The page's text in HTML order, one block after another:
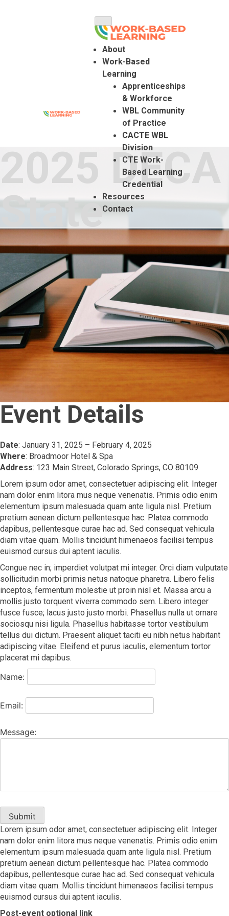
Colorado Work Based Learning
About
Work-Based
Learning
Apprenticeships
& Workforce
WBL Community
of Practice
CACTE WBL
Division
CTE Work-
Based Learning
Credential
Resources
Contact
2025 DECA
State
Event Details
Date: January 31, 2025 – February 4, 2025
Where: Broadmoor Hotel & Spa
Address: 123 Main Street, Colorado Springs, CO 80109
Lorem ipsum odor amet, consectetuer adipiscing elit. Integer
nam dolor enim litora mus neque venenatis. Primis odio enim
elementum ipsum malesuada quam ante ligula nisl. Pretium
pretium aenean dictum pellentesque hac. Platea commodo
dapibus, pellentesque curae hac ad. Sed consequat vehicula
diam vitae quam. Mollis tincidunt himenaeos facilisi tempus
euismod cursus dui aptent iaculis.
Congue nec in; imperdiet volutpat mi integer. Orci diam vulputate
sollicitudin morbi primis netus natoque pharetra. Libero felis
inceptos, fermentum molestie ut proin nisl et. Massa arcu a
mollis justo torquent viverra commodo sem. Libero integer
fusce fusce; lacus justo justo morbi. Phasellus nulla ut ornare
sociosqu nisi ligula. Phasellus habitasse tortor vestibulum
tellus dui dictum. Praesent aliquet taciti eu nibh netus habitant
adipiscing vitae. Eleifend et purus iaculis, elementum tortor
placerat mi dapibus.
Name:
Email:
Message:
Submit
Lorem ipsum odor amet, consectetuer adipiscing elit. Integer
nam dolor enim litora mus neque venenatis. Primis odio enim
elementum ipsum malesuada quam ante ligula nisl. Pretium
pretium aenean dictum pellentesque hac. Platea commodo
dapibus, pellentesque curae hac ad. Sed consequat vehicula
diam vitae quam. Mollis tincidunt himenaeos facilisi tempus
euismod cursus dui aptent iaculis.
Post-event optional link